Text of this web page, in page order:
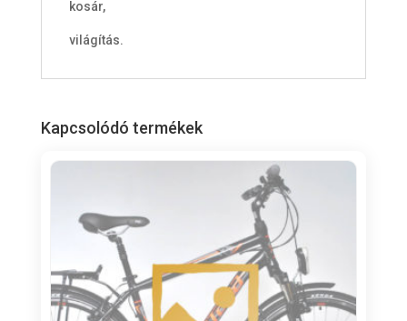
kosár,
világítás.
Kapcsolódó termékek